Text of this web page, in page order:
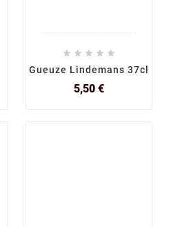
    
Gueuze Lindemans 37cl
5,50 €Prix